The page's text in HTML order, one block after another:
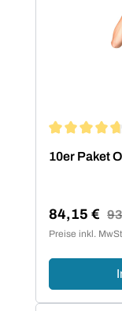
10er Paket
84,15 €
Preise inkl.